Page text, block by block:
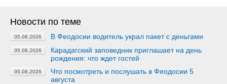
Новости по теме
05.08.2026 В Феодосии водитель украл пакет с деньгами
05.08.2026
Карадагский заповедник приглашает на день
рождения: что ждет гостей
05.08.2026
Что посмотреть и послушать в Феодосии 5
августа